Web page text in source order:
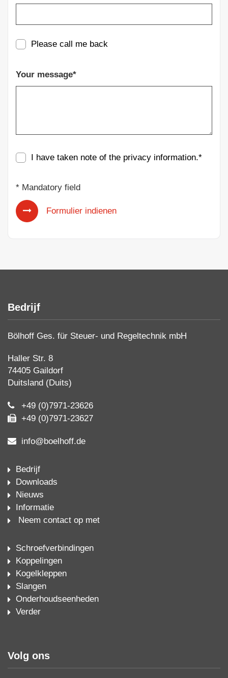
Please call me back
Your message*
I have taken note of the privacy information.*
* Mandatory field
Formulier indienen
Bedrijf
Bölhoff Ges. für Steuer- und Regeltechnik mbH
Haller Str. 8
74405 Gaildorf
Duitsland (Duits)
+49 (0)7971-23626
+49 (0)7971-23627
info@boelhoff.de
Bedrijf
Downloads
Nieuws
Informatie
Neem contact op met
Schroefverbindingen
Koppelingen
Kogelkleppen
Slangen
Onderhoudseenheden
Verder
Volg ons